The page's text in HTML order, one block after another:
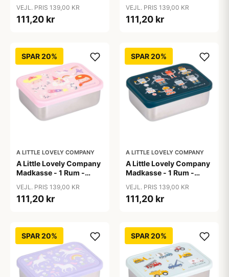
Cherries
VEJL. PRIS 139,00 KR
111,20 kr
Jungle
VEJL. PRIS 139,00 KR
111,20 kr
SPAR 20%
A LITTLE LOVELY COMPANY
A Little Lovely Company
Madkasse - 1 Rum -
Princesses
VEJL. PRIS 139,00 KR
111,20 kr
SPAR 20%
A LITTLE LOVELY COMPANY
A Little Lovely Company
Madkasse - 1 Rum -
Robots
VEJL. PRIS 139,00 KR
111,20 kr
SPAR 20% SPAR 20%